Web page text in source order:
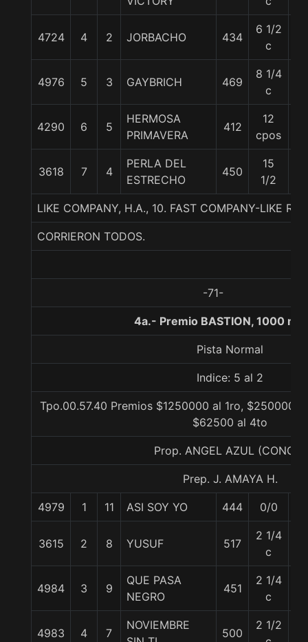
4724 4 2 JORBACHO 434
6 1/2
c
4976 5 3 GAYBRICH 469
8 1/4
c
4290 6 5
HERMOSA
PRIMAVERA
412
12
cpos
3618 7 4
PERLA DEL
ESTRECHO
450
15
1/2
LIKE COMPANY, H.A., 10. FAST COMPANY-LIKE RO-
CORRIERON TODOS.
-71-
4a.- Premio BASTION, 1000
Pista Normal
Indice: 5 al 2
Tpo.00.57.40 Premios $1250000 al 1ro, $250000
$62500 al 4to
Prop. ANGEL AZUL (CONCE)
Prep. J. AMAYA H.
4979 1 11 ASI SOY YO 444 0/0
3615 2 8 YUSUF 517
2 1/4
c
4984 3 9
QUE PASA
NEGRO
451
2 1/4
c
4983 4 7
NOVIEMBRE
500
2 1/2